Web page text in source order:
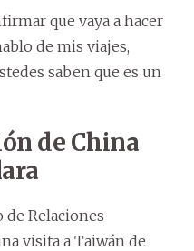
que vaya a hacer
de mis viajes,
saben que es un
de China
Relaciones
visita a Taiwán de